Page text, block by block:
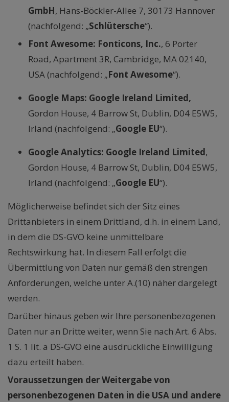
GmbH, Hans-Böckler-Allee 7, 30173 Hannover
(nachfolgend: „Schlütersche“).
Font Awesome: Fonticons, Inc., 6 Porter
Road, Apartment 3R, Cambridge, MA 02140,
USA (nachfolgend: „Font Awesome“).
Google Maps: Google Ireland Limited,
Gordon House, 4 Barrow St, Dublin, D04 E5W5,
Irland (nachfolgend: „Google EU“).
Google Analytics: Google Ireland Limited,
Gordon House, 4 Barrow St, Dublin, D04 E5W5,
Irland (nachfolgend: „Google EU“).
Möglicherweise befindet sich der Sitz eines
Drittanbieters in einem Drittland, d.h. in einem Land,
in dem die DS-GVO keine unmittelbare
Rechtswirkung hat. In diesem Fall erfolgt die
Übermittlung von Daten nur gemäß den strengen
Anforderungen, welche unter A.(10) näher dargelegt
werden.
Darüber hinaus geben wir Ihre personenbezogenen
Daten nur an Dritte weiter, wenn Sie nach Art. 6 Abs.
1 S. 1 lit. a DS-GVO eine ausdrückliche Einwilligung
dazu erteilt haben.
Voraussetzungen der Weitergabe von
personenbezogenen Daten in die USA und andere